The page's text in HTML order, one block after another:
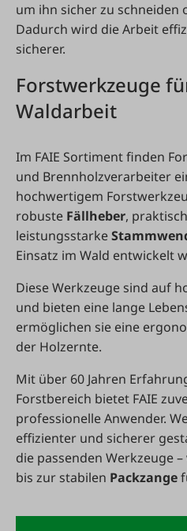
um ihn sicher zu schneiden
Dadurch wird die Arbeit
sicherer.
Forstwerkzeuge
Waldarbeit
Im FAIE Sortiment finden
und Brennholzverarbeiter
hochwertigem
robuste Fällheber,
leistungsstarke
Einsatz im Wald entwickelt
Diese Werkzeuge sind auf
und bieten eine lange
ermöglichen sie eine
der Holzernte.
Mit über 60 Jahren
Forstbereich bietet FAIE
professionelle Anwender.
effizienter und sicherer
die passenden Werkzeuge –
bis zur stabilen Packzange